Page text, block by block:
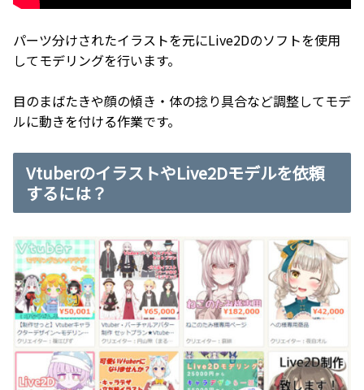
パーツ分けされたイラストを元にLive2Dのソフトを使用
してモデリングを行います。
目のまばたきや顔の傾き・体の捻り具合など調整してモデ
ルに動きを付ける作業です。
VtuberのイラストやLive2Dモデルを依頼
するには？